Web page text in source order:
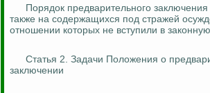
Порядок предварительного
также на содержащихся под стражей
отношении которых не вступили в
Статья 2. Задачи Положения о
заключении